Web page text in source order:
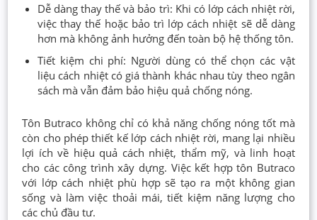
Dễ dàng thay thế và bảo trì: Khi có lớp cách nhiệt rời,
việc thay thế hoặc bảo trì lớp cách nhiệt sẽ dễ dàng
hơn mà không ảnh hưởng đến toàn bộ hệ thống tôn.
Tiết kiệm chi phí: Người dùng có thể chọn các vật
liệu cách nhiệt có giá thành khác nhau tùy theo ngân
sách mà vẫn đảm bảo hiệu quả chống nóng.
Tôn Butraco không chỉ có khả năng chống nóng tốt mà
còn cho phép thiết kế lớp cách nhiệt rời, mang lại nhiều
lợi ích về hiệu quả cách nhiệt, thẩm mỹ, và linh hoạt
cho các công trình xây dựng. Việc kết hợp tôn Butraco
với lớp cách nhiệt phù hợp sẽ tạo ra một không gian
sống và làm việc thoải mái, tiết kiệm năng lượng cho
các chủ đầu tư.